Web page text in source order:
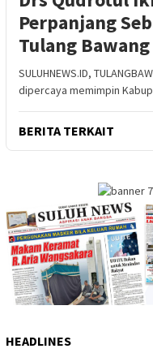
Perpanjang
Tulang Bawang
SULUHNEWS.ID,
dipercaya memimpin
BERITA TERKAIT
HEADLINES